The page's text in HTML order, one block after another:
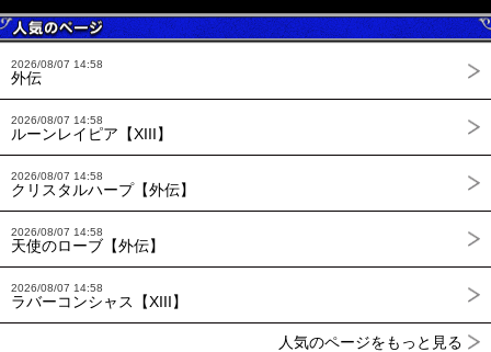
2026/08/07 14:58
外伝
2026/08/07 14:58
ルーンレイピア【XIII】
2026/08/07 14:58
クリスタルハープ【外伝】
2026/08/07 14:58
天使のローブ【外伝】
2026/08/07 14:58
ラバーコンシャス【XIII】
人気のページをもっと見る